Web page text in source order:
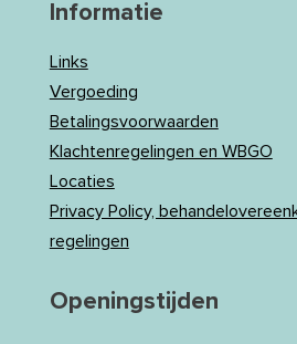
Informatie
Links
Vergoeding
Betalingsvoorwaarden
Klachtenregelingen en WBGO
Locaties
Privacy Policy,
regelingen
Openingstijden